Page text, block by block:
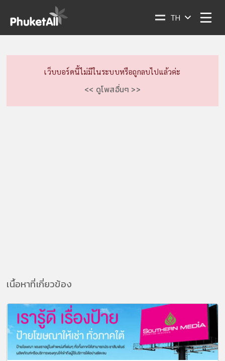
TH
เว็บบอร์ดนี้ไม่มีในระบบหรือถูกลบไปแล้วค่ะ
<< ดูโพสอื่นๆ >>
เนื้อหาที่เกี่ยวข้อง